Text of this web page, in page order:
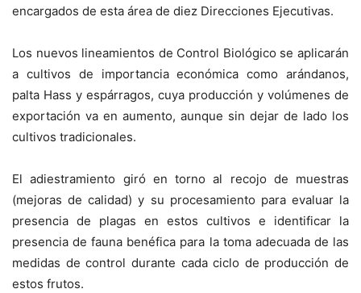
encargados de esta área de diez Direcciones Ejecutivas.
Los nuevos lineamientos de Control Biológico se aplicarán
a cultivos de importancia económica como arándanos,
palta Hass y espárragos, cuya producción y volúmenes de
exportación va en aumento, aunque sin dejar de lado los
cultivos tradicionales.
El adiestramiento giró en torno al recojo de muestras
(mejoras de calidad) y su procesamiento para evaluar la
presencia de plagas en estos cultivos e identificar la
presencia de fauna benéfica para la toma adecuada de las
medidas de control durante cada ciclo de producción de
estos frutos.